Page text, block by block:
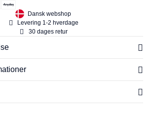
Dansk webshop
Levering 1-2 hverdage
30 dages retur